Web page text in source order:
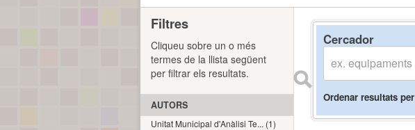
Cercador
Ordenar resultats per
Filtres
Cliqueu sobre un o més
termes de la llista següent
per filtrar els resultats.
AUTORS
Unitat Municipal d'Anàlisi Te... (1)